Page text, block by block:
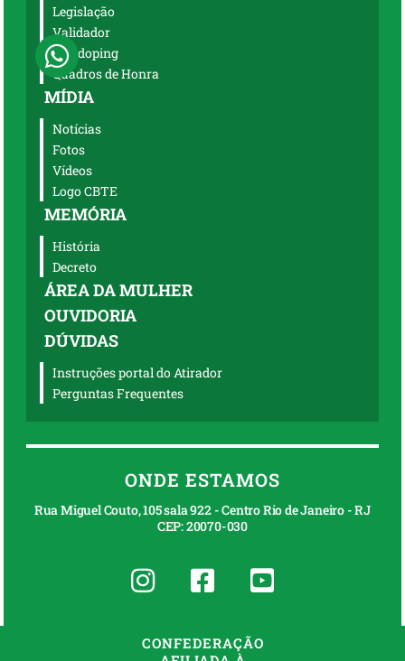
Legislação
Validador
Antidoping
Quadros de Honra
MÍDIA
Notícias
Fotos
Vídeos
Logo CBTE
MEMÓRIA
História
Decreto
ÁREA DA MULHER
OUVIDORIA
DÚVIDAS
Instruções portal do Atirador
Perguntas Frequentes
ONDE ESTAMOS
Rua Miguel Couto, 105 sala 922 - Centro Rio de Janeiro - RJ
CEP: 20070-030
CONFEDERAÇÃO